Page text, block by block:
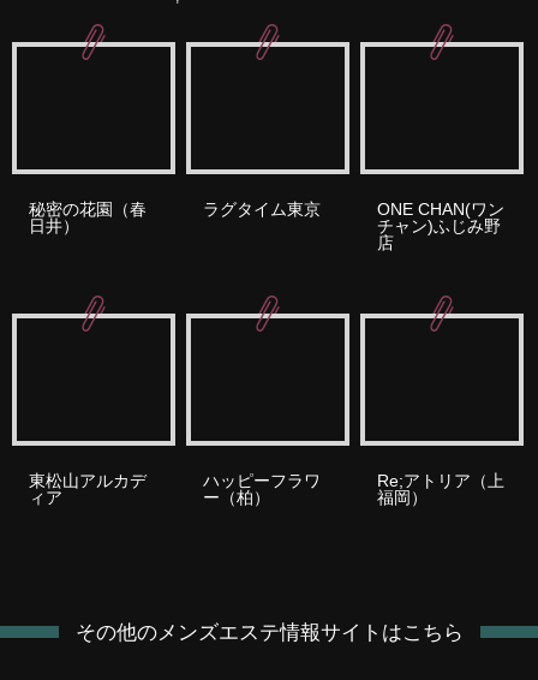
秘密の花園（春
日井）
ラグタイム東京
ONE CHAN(ワン
チャン)ふじみ野
店
東松山アルカデ
ィア
ハッピーフラワ
ー（柏）
Re;アトリア（上
福岡）
その他のメンズエステ情報サイトはこちら